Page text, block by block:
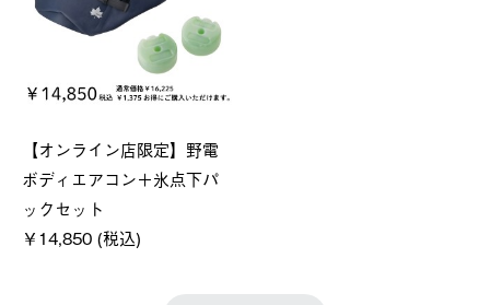
【オンライン店限定】野電
ボディエアコン＋氷点下パ
ックセット
￥14,850 (税込)